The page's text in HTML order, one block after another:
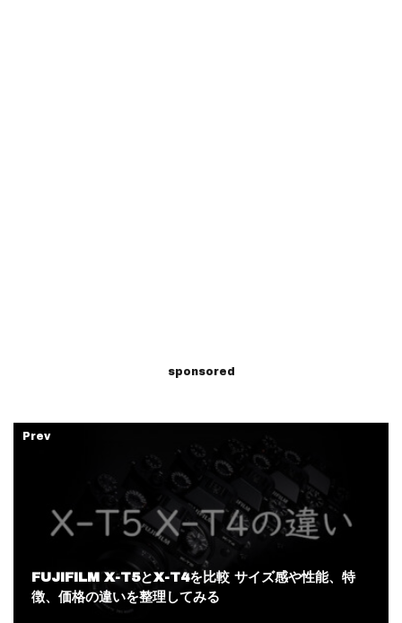
sponsored
Prev
FUJIFILM X-T5とX-T4を比較 サイズ感や性能、特
徴、価格の違いを整理してみる